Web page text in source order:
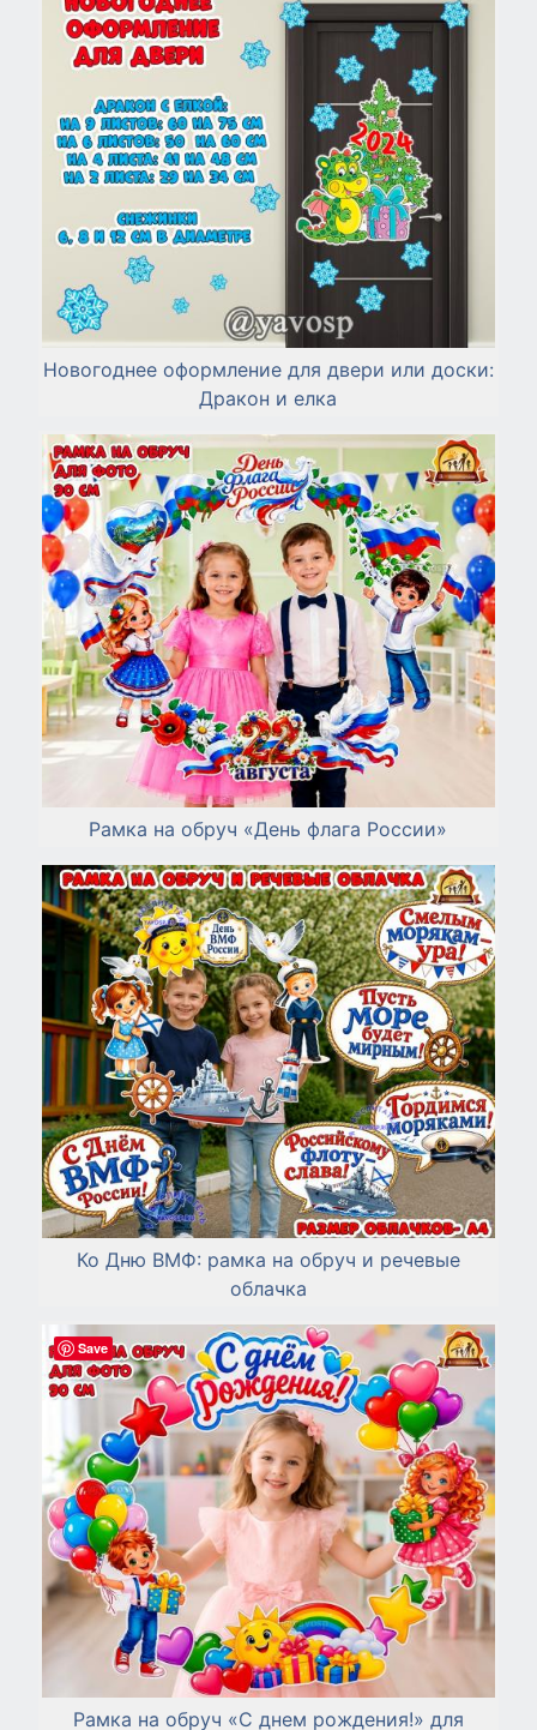
Новогоднее оформление для двери или доски:
Дракон и елка
Рамка на обруч «День флага России»
Ко Дню ВМФ: рамка на обруч и речевые
облачка
Рамка на обруч «С днем рождения!» для
Save